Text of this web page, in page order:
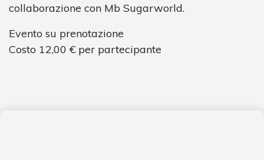
collaborazione con Mb Sugarworld.
Evento su prenotazione
Costo 12,00 € per partecipante